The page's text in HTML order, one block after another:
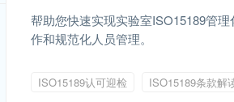
帮助您快速实现实验室ISO15189管
作和规范化人员管理。
ISO15189认可迎检 ISO15189条款解